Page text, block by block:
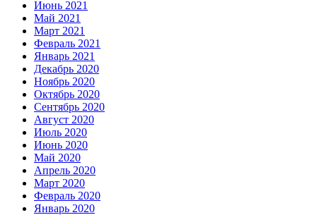
Июнь 2021
Май 2021
Март 2021
Февраль 2021
Январь 2021
Декабрь 2020
Ноябрь 2020
Октябрь 2020
Сентябрь 2020
Август 2020
Июль 2020
Июнь 2020
Май 2020
Апрель 2020
Март 2020
Февраль 2020
Январь 2020